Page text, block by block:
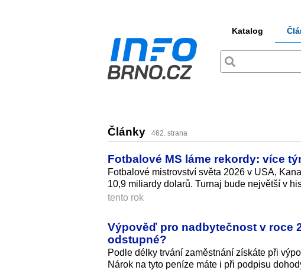
Katalog
Články 462. strana
Fotbalové MS láme rekordy: více
Fotbalové mistrovství světa 2026 v USA,
10,9 miliardy dolarů. Turnaj bude největší v
tento rok
Výpověď pro nadbytečnost v roce
odstupné?
Podle délky trvání zaměstnání získáte při
Nárok na tyto peníze máte i při podpisu